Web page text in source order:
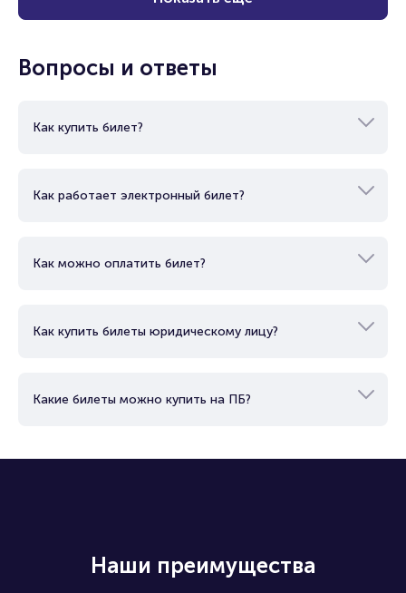
Вопросы и ответы
Как купить билет?
Как работает электронный билет?
Как можно оплатить билет?
Как купить билеты юридическому лицу?
Какие билеты можно купить на ПБ?
Наши преимущества